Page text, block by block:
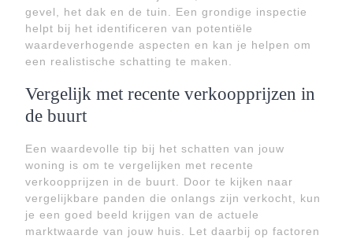
gevel, het dak en de tuin. Een grondige inspectie
helpt bij het identificeren van potentiële
waardeverhogende aspecten en kan je helpen om
een realistische schatting te maken.
Vergelijk met recente verkoopprijzen in
de buurt
Een waardevolle tip bij het schatten van jouw
woning is om te vergelijken met recente
verkoopprijzen in de buurt. Door te kijken naar
vergelijkbare panden die onlangs zijn verkocht, kun
je een goed beeld krijgen van de actuele
marktwaarde van jouw huis. Let daarbij op factoren